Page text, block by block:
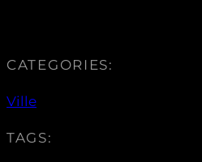
CATEGORIES:
Ville
TAGS: